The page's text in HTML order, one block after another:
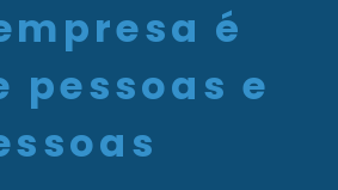
é
pessoas e